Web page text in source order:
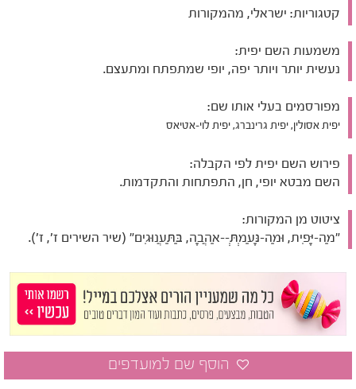
קטגוריות: ישראלי, מהמקורות
משמעות השם יפית:
נעשית יותר ויותר יפה, יופי שמתפתח ומתעצם.
מפורסמים בעלי אותו שם:
יפית אסולין, יפית גרינברג, יפית לוי-אטיאס
פירוש השם יפית לפי הקבלה:
השם מבטא יופי, חן, התפתחות והתקדמות.
ציטוט מן המקורות:
"מַה-יָּפִית, וּמַה-נָּעַמְתְּ--אַהֲבָה, בַּתַּעֲנוּגִים" (שיר השירים ז', ז').